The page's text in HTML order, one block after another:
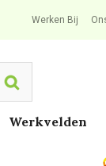
Werken Bij
Search
Werkvelden